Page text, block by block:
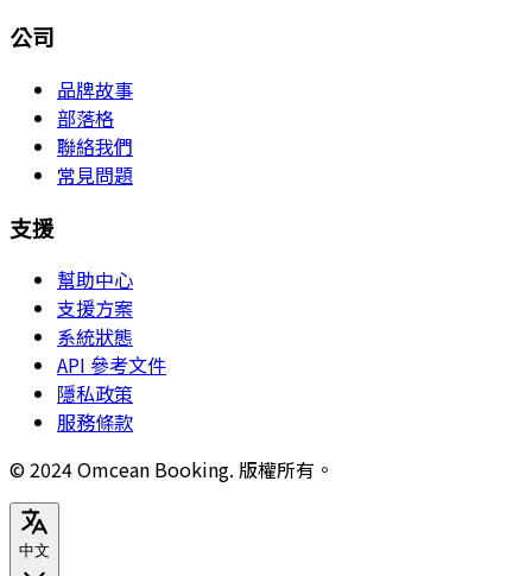
公司
品牌故事
部落格
聯絡我們
常見問題
支援
幫助中心
支援方案
系統狀態
API 參考文件
隱私政策
服務條款
© 2024 Omcean Booking. 版權所有。
中文